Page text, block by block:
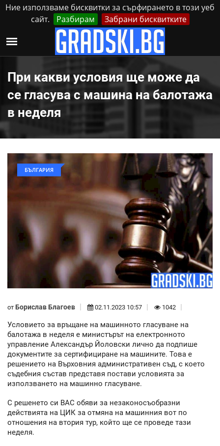
Ние използваме бисквитки за сърфирането в този уеб
сайт.
Разбирам Забрани бисквитките
Петък, 7 Август, 2026 Реклама Контакти
При какви условия ще може да
се гласува с машина на балотажа
в неделя
БЪЛГАРИЯ
от Борислав Благоев 02.11.2023 10:57 1042
Условието за връщане на машинното гласуване на
балотажа в неделя е министърът на електронното
управление Александър Йоловски лично да подпише
документите за сертифициране на машините. Това е
решението на Върховния административен съд, с което
съдебния състав представя постави условията за
използването на машинно гласуване.
С решенето си ВАС обяви за незаконосъобразни
действията на ЦИК за отмяна на машинния вот по
отношения на втория тур, който ще се проведе тази
неделя.